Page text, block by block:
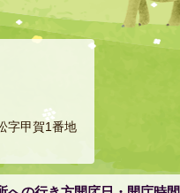
字甲賀1番地